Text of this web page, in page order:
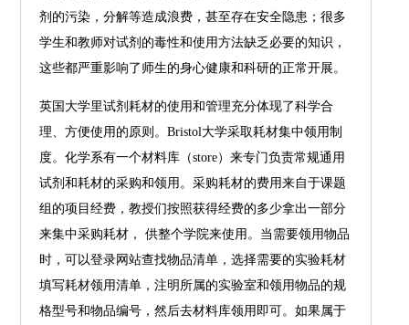
剂的污染，分解等造成浪费，甚至存在安全隐患；很多
学生和教师对试剂的毒性和使用方法缺乏必要的知识，
这些都严重影响了师生的身心健康和科研的正常开展。
英国大学里试剂耗材的使用和管理充分体现了科学合
理、方便使用的原则。Bristol大学采取耗材集中领用制
度。化学系有一个材料库（store）来专门负责常规通用
试剂和耗材的采购和领用。采购耗材的费用来自于课题
组的项目经费，教授们按照获得经费的多少拿出一部分
来集中采购耗材， 供整个学院来使用。当需要领用物品
时，可以登录网站查找物品清单，选择需要的实验耗材
填写耗材领用清单，注明所属的实验室和领用物品的规
格型号和物品编号，然后去材料库领用即可。如果属于